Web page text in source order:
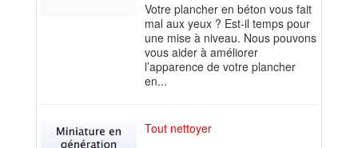
Votre plancher en béton vous fait
mal aux yeux ? Est-il temps pour
une mise à niveau. Nous pouvons
vous aider à améliorer
l’apparence de votre plancher
en...
Tout nettoyer